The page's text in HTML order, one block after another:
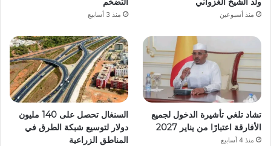
منذ أسبوعين منذ 3 أسابيع
تشاد تلغي تأشيرة الدخول لجميع
الأفارقة اعتبارًا من يناير 2027
منذ 4 أسابيع
السنغال تحصل على 140 مليون
دولار لتوسيع شبكة الطرق في
المناطق الزراعية